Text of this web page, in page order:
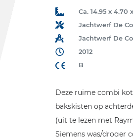
Ca. 14.95 x 4.70
Jachtwerf De
Jachtwerf De
2012
B
Deze ruime combi
bakskisten op
(uit te lezen met
Siemens was/droger